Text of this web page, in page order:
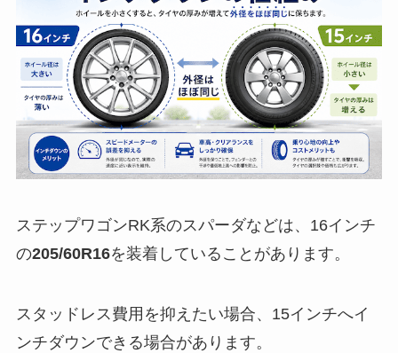
ステップワゴンRK系のスパーダなどは、16インチ
の205/60R16を装着していることがあります。
スタッドレス費用を抑えたい場合、15インチへイ
ンチダウンできる場合があります。